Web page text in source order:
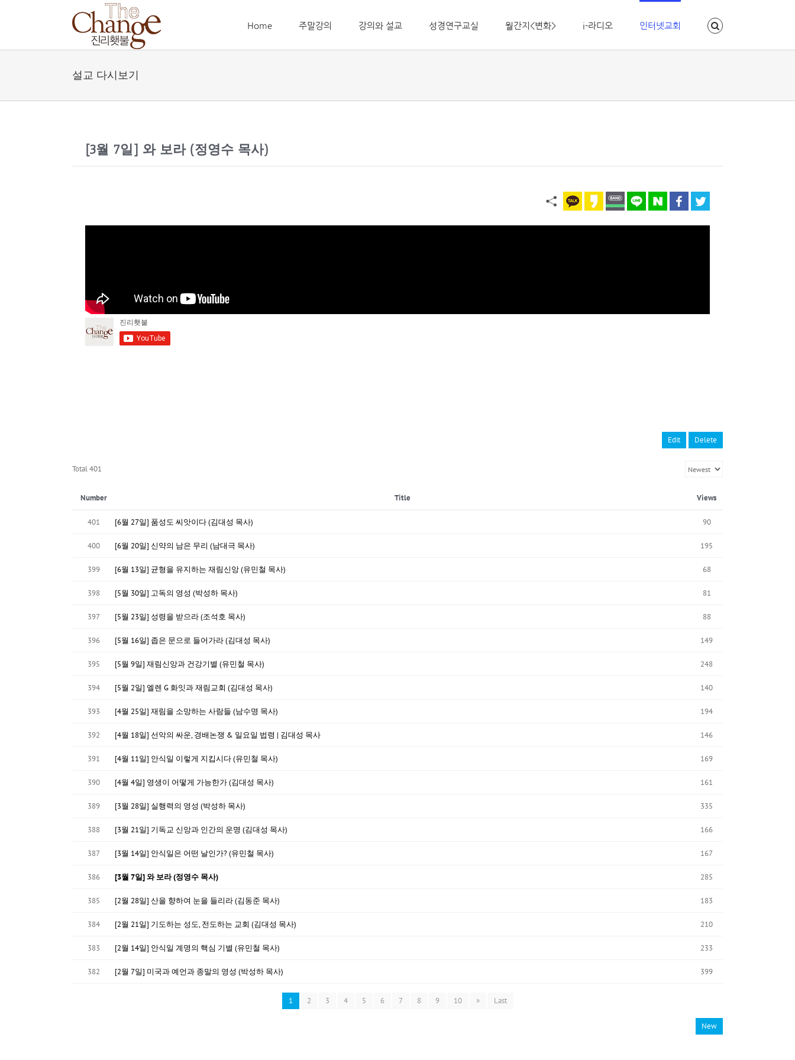
Home 주말강의 강의와 설교 성경연구교실 월간지<변화> i-라디오 인터넷교회
설교 다시보기
[3월 7일] 와 보라 (정영수 목사)
Edit Delete
Total 401
Number Title Views
401 [6월 27일] 품성도 씨앗이다 (김대성 목사) 90
400 [6월 20일] 신약의 남은 무리 (남대극 목사) 195
399 [6월 13일] 균형을 유지하는 재림신앙 (유민철 목사) 68
398 [5월 30일] 고독의 영성 (박성하 목사) 81
397 [5월 23일] 성령을 받으라 (조석호 목사) 88
396 [5월 16일] 좁은 문으로 들어가라 (김대성 목사) 149
395 [5월 9일] 재림신앙과 건강기별 (유민철 목사) 248
394 [5월 2일] 엘렌 G 화잇과 재림교회 (김대성 목사) 140
393 [4월 25일] 재림을 소망하는 사람들 (남수명 목사) 194
392 [4월 18일] 선악의 싸운, 경배논쟁 & 일요일 법령 | 김대성 목사 146
391 [4월 11일] 안식일 이렇게 지킵시다 (유민철 목사) 169
390 [4월 4일] 영생이 어떻게 가능한가 (김대성 목사) 161
389 [3월 28일] 실행력의 영성 (박성하 목사) 335
388 [3월 21일] 기독교 신앙과 인간의 운명 (김대성 목사) 166
387 [3월 14일] 안식일은 어떤 날인가? (유민철 목사) 167
386 [3월 7일] 와 보라 (정영수 목사) 285
385 [2월 28일] 산을 향하여 눈을 들리라 (김동준 목사) 183
384 [2월 21일] 기도하는 성도, 전도하는 교회 (김대성 목사) 210
383 [2월 14일] 안식일 계명의 핵심 기별 (유민철 목사) 233
382 [2월 7일] 미국과 예언과 종말의 영성 (박성하 목사) 399
1 2 3 4 5 6 7 8 9 10 » Last
New